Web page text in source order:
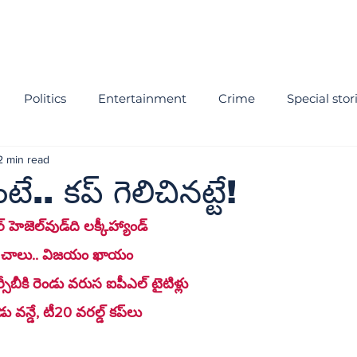
Politics Entertainment Crime Special
కప్ గెలిచినట్టే!
min read
ఆస్ట్రేలియన్ క్రికెటర్ హెజెల్‌వుడ్‌ది లక్కీహ్యాండ్
చాలు.. విజయం ఖాయం
రెండు వరుస ఐపీఎల్ టైటిళ్లు
ఈ జాబితాలో రెండు వన్డే, టీ20 వరల్డ్ కప్‌లు